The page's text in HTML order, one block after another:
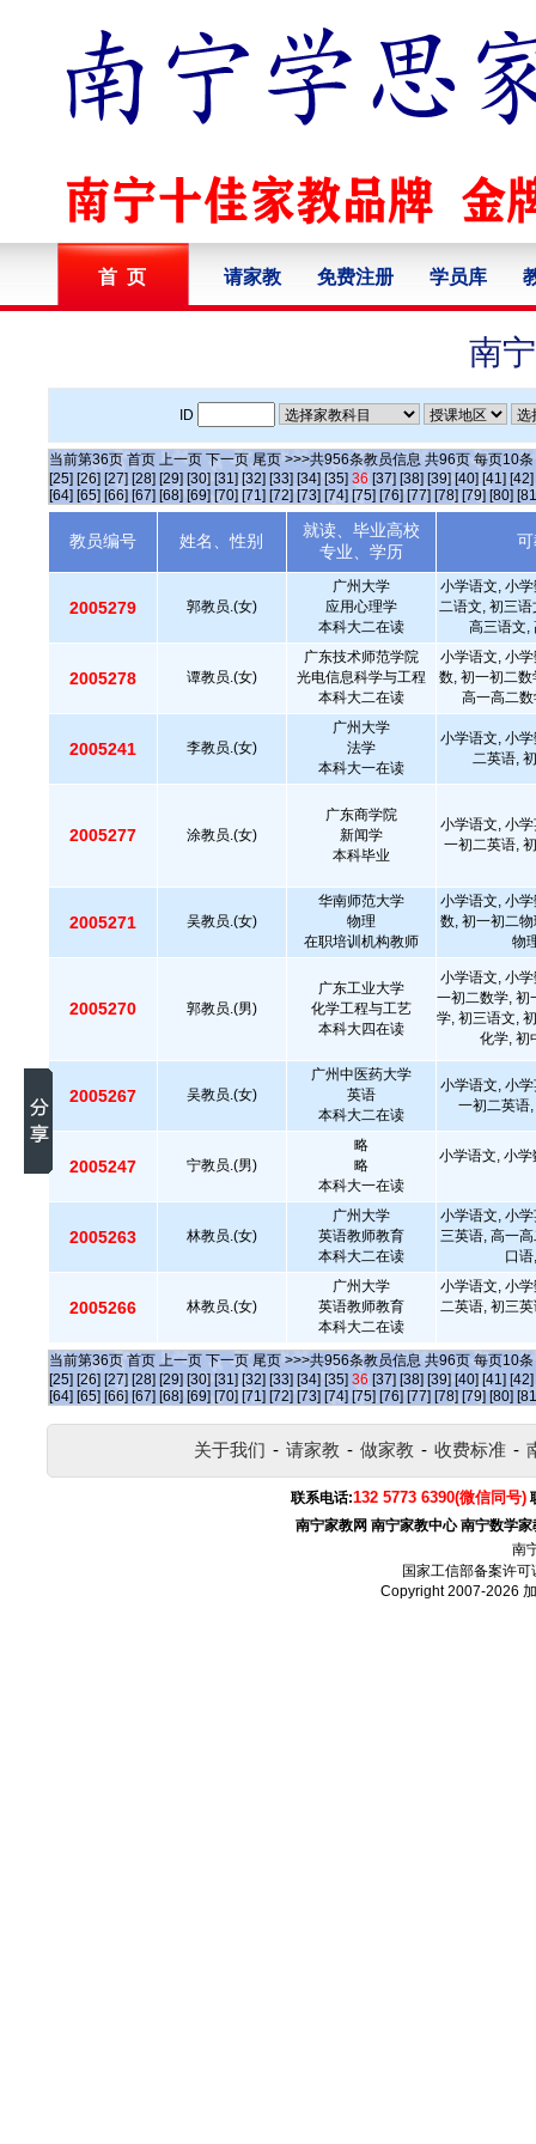
首 页 请家教 免费注册 学员库
南
ID
当前第36页 首页 上一页 下一页 尾页 >>>共956条教员信息 共96页 每页10条
[25] [26] [27] [28] [29] [30] [31] [32] [33] [34] [35] 36 [37] [38] [39] [40] [41] [42]
[64] [65] [66] [67] [68] [69] [70] [71] [72] [73] [74] [75] [76] [77] [78] [79] [80]
教员编号 姓名、性别
就读、毕业高校
专业、学历
2005279 郭教员.(女)
广州大学
应用心理学
本科大二在读
小学语文, 小
二语文, 初三
高三语文,
2005278 谭教员.(女)
广东技术师范学院
光电信息科学与工程
本科大二在读
小学语文, 小
数, 初一初二
高一高二
2005241 李教员.(女)
广州大学
法学
本科大一在读
小学语文, 小
二英语,
2005277 涂教员.(女)
广东商学院
新闻学
本科毕业
小学语文, 小
一初二英语,
2005271 吴教员.(女)
华南师范大学
物理
在职培训机构教师
小学语文, 小
数, 初一初二
物
2005270 郭教员.(男)
广东工业大学
化学工程与工艺
本科大四在读
小学语文, 小
一初二数学, 初
学, 初三语文,
化学, 初
2005267 吴教员.(女)
广州中医药大学
英语
本科大二在读
小学语文, 小
一初二英语
2005247 宁教员.(男)
略
略
本科大一在读
小学语文, 小
2005263 林教员.(女)
广州大学
英语教师教育
本科大二在读
小学语文, 小
三英语, 高一
口
2005266 林教员.(女)
广州大学
英语教师教育
本科大二在读
小学语文, 小
二英语, 初三
当前第36页 首页 上一页 下一页 尾页 >>>共956条教员信息 共96页 每页10条
[25] [26] [27] [28] [29] [30] [31] [32] [33] [34] [35] 36 [37] [38] [39] [40] [41] [42]
[64] [65] [66] [67] [68] [69] [70] [71] [72] [73] [74] [75] [76] [77] [78] [79] [80]
关于我们 - 请家教 - 做家教 - 收费标准 -
联系电话:132 5773 6390(微信同号)
南宁家教网 南宁家教中心 南宁数学家
南
国家工信部备案许可
Copyright 2007-2026